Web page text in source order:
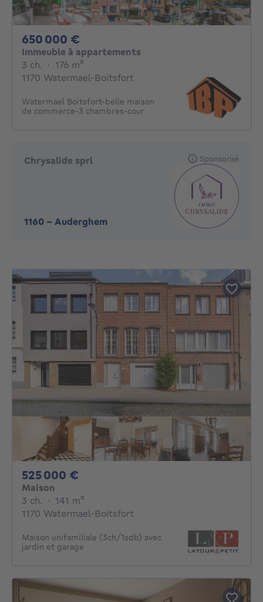
650 000 €
Immeuble à appartements
3 ch. 3 chambres
· 176 m²
1170 Watermael-Boitsfort
Watermael Boitsfort-belle maison
de commerce-3 chambres-cour
Chrysalide sprl
1160 - Auderghem
Sponsorisé
525 000 €
Maison
3 ch. 3 chambres
· 141 m²
1170 Watermael-Boitsfort
Maison unifamiliale (3ch/1sdb) avec
jardin et garage